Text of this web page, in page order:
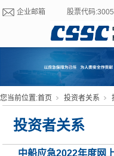
企业邮箱 股票代码
您当前位置:首页 投资者关系
投资者关系
中船应急2022年度网